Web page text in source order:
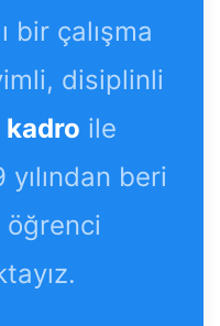
bir çalışma
disiplinli
kadro ile
yılından beri